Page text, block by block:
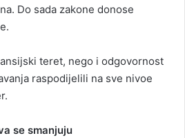
Do sada zakone donose
teret, nego i odgovornost
raspodijelili na sve nivoe
se smanjuju